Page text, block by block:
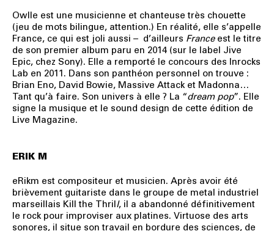
Owlle est une musicienne et chanteuse très chouette
(jeu de mots bilingue, attention.) En réalité, elle s’appelle
France, ce qui est joli aussi – d’ailleurs Franceest le titre
de son premier album paru en 2014 (sur le label Jive
Epic, chez Sony). Elle a remporté le concours des Inrocks
Lab en 2011. Dans son panthéon personnel on trouve :
Brian Eno, David Bowie, Massive Attack et Madonna…
Tant qu’à faire. Son univers à elle ? La “dream pop”. Elle
signe la musique et le sound design de cette édition de
Live Magazine.
ERIK M
eRikm est compositeur et musicien. Après avoir été
brièvement guitariste dans le groupe de metal industriel
marseillais Kill the Thrill, il a abandonné définitivement
le rock pour improviser aux platines. Virtuose des arts
sonores, il situe son travail en bordure des sciences, de